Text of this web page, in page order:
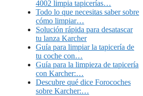
4002 limpia tapicerías…
Todo lo que necesitas saber sobre
cómo limpiar…
Solución rápida para desatascar
tu lanza Karcher
Guía para limpiar la tapicería de
tu coche con…
Guía para la limpieza de tapicería
con Karcher:…
Descubre qué dice Forocoches
sobre Karcher:…